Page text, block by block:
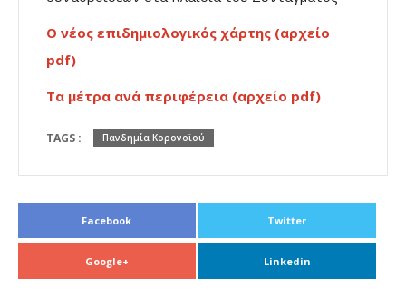
Ο νέος επιδημιολογικός χάρτης (αρχείο
pdf)
Τα μέτρα ανά περιφέρεια (αρχείο pdf)
TAGS : Πανδημία Κορονοϊού
Facebook Twitter
Google+ Linkedin